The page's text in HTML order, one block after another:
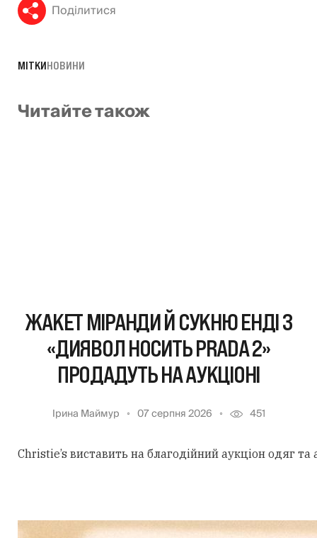
Поділитися
МІТКИНОВИНИ
Читайте також
ЖАКЕТ МІРАНДИ Й СУКНЮ ЕНДІ З
«ДИЯВОЛ НОСИТЬ PRADA 2»
ПРОДАДУТЬ НА АУКЦІОНІ
Ірина Маймур 07 серпня 2026 451
Christie’s виставить на благодійний аукціон одяг